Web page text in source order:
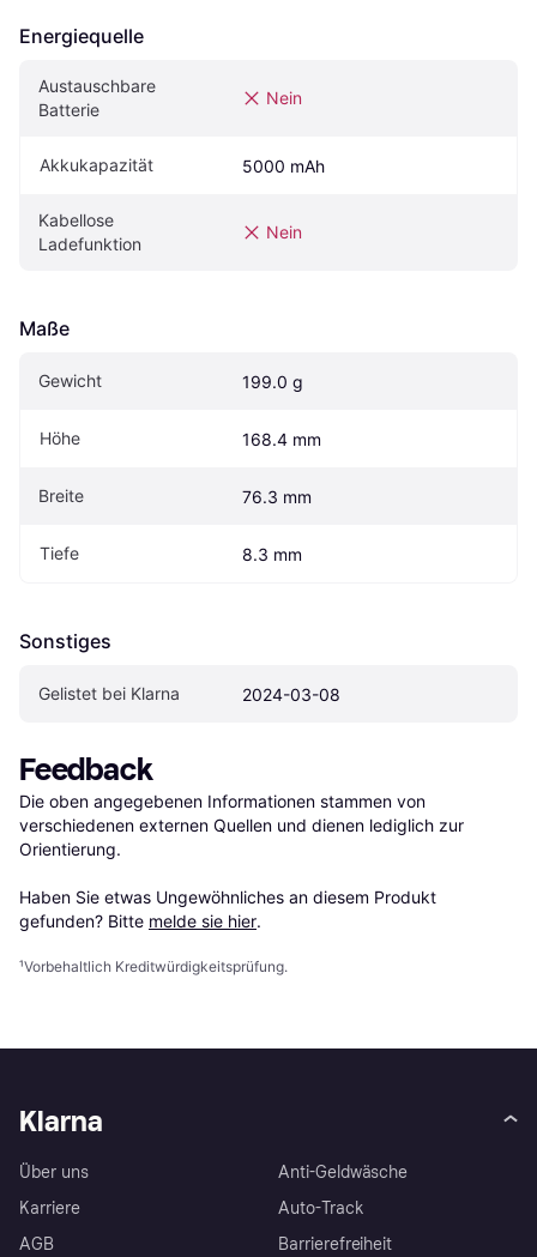
Energiequelle
Austauschbare
Batterie
Nein
Akkukapazität 5000 mAh
Kabellose
Ladefunktion
Nein
Maße
Gewicht 199.0 g
Höhe 168.4 mm
Breite 76.3 mm
Tiefe 8.3 mm
Sonstiges
Gelistet bei Klarna 2024-03-08
Feedback
Die oben angegebenen Informationen stammen von
verschiedenen externen Quellen und dienen lediglich zur
Orientierung.
Haben Sie etwas Ungewöhnliches an diesem Produkt
gefunden? Bitte melde sie hier.
¹Vorbehaltlich Kreditwürdigkeitsprüfung.
Klarna
Über uns
Karriere
AGB
Anti-Geldwäsche
Auto-Track
Barrierefreiheit